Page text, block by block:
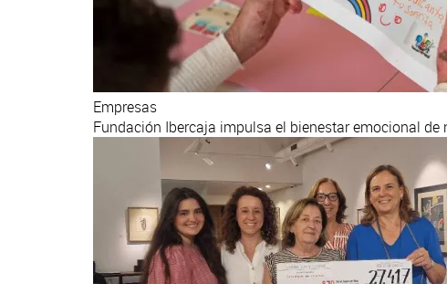
Empresas
Fundación Ibercaja impulsa el bienestar emocional